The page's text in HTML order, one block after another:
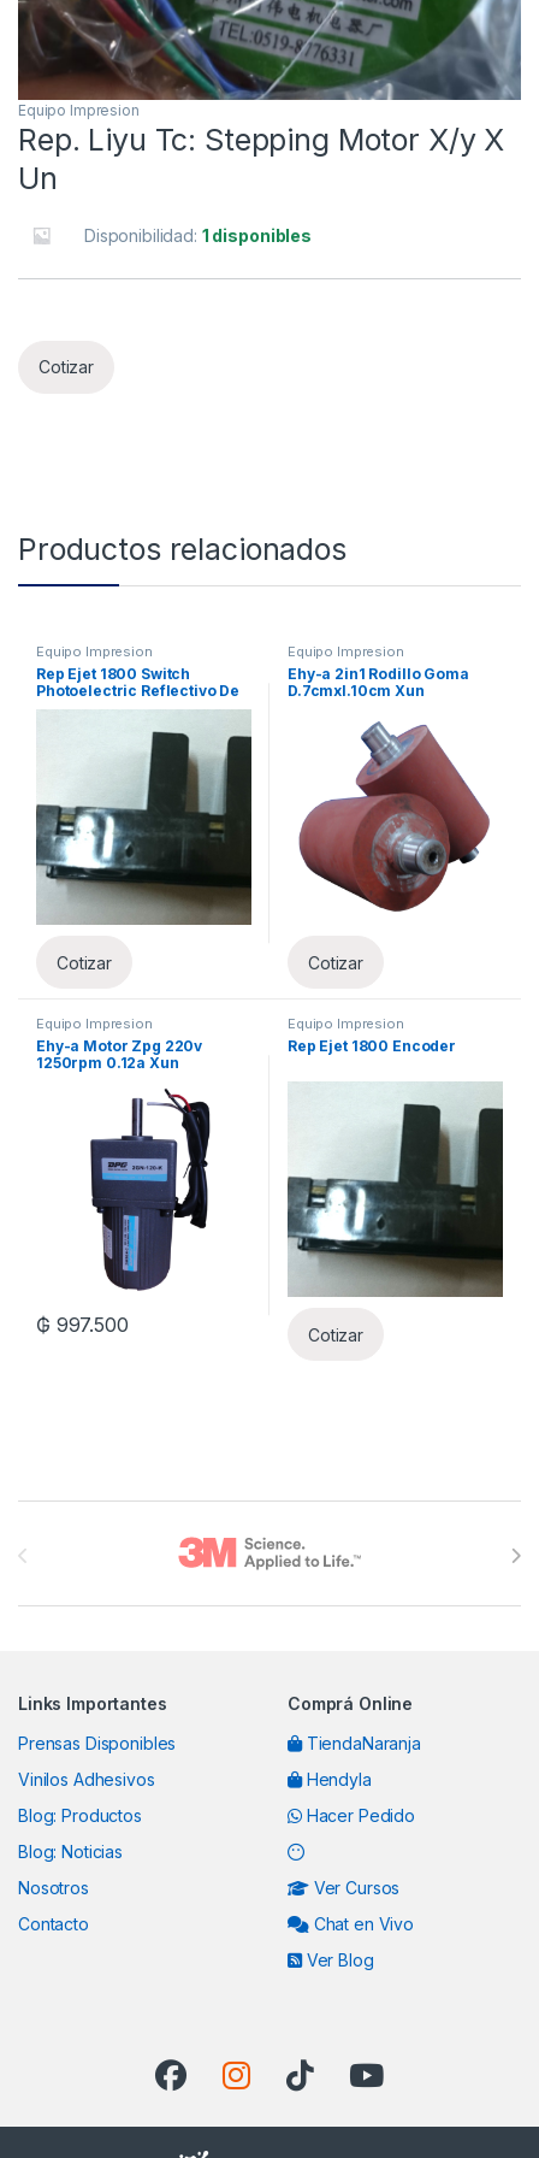
Equipo Impresion
Rep. Liyu Tc: Stepping Motor X/y X
Un
Disponibilidad: 1 disponibles
Cotizar
Productos relacionados
Equipo Impresion
Rep Ejet 1800 Switch
Photoelectric Reflectivo De
Material X Un
Cotizar
Equipo Impresion
Ehy-a 2in1 Rodillo Goma
D.7cmxl.10cm Xun
Cotizar
Equipo Impresion
Ehy-a Motor Zpg 220v
1250rpm 0.12a Xun
₲ 997.500
Equipo Impresion
Rep Ejet 1800 Encoder
Cotizar
Links Importantes
Prensas Disponibles
Vinilos Adhesivos
Blog: Productos
Blog: Noticias
Nosotros
Contacto
Comprá Online
TiendaNaranja
Hendyla
Hacer Pedido
Ver Cursos
Chat en Vivo
Ver Blog